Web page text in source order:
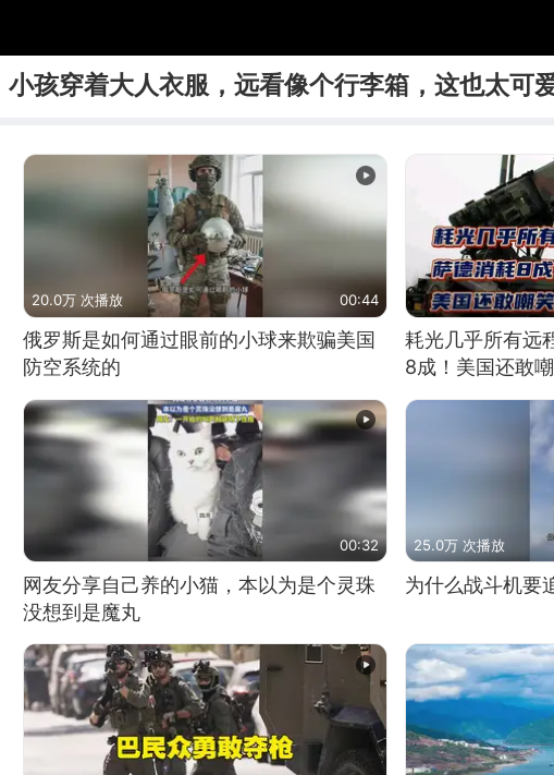
小孩穿着大人衣服，远看像个行李箱，这也太可
20.0万 次播放 00:44
俄罗斯是如何通过眼前的小球来欺骗美国
防空系统的
耗光几乎所有远
8成！美国还敢
00:32
网友分享自己养的小猫，本以为是个灵珠
没想到是魔丸
25.0万 次播放
为什么战斗机要